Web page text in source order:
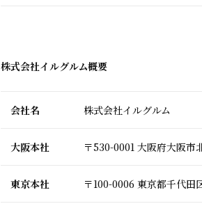
株式会社イルグルム概要
会社名 株式会社イルグルム
大阪本社 〒530-0001 大阪府大阪市
東京本社 〒100-0006 東京都千代田